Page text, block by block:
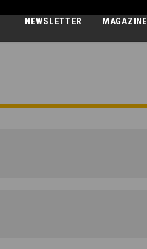
NEWSLETTER MAGAZINE
AGRI STAR